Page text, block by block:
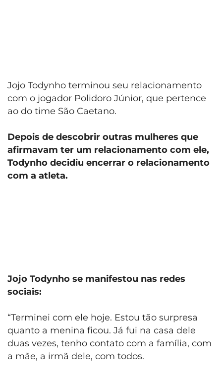
Jojo Todynho terminou seu relacionamento
com o jogador Polidoro Júnior, que pertence
ao do time São Caetano.
Depois de descobrir outras mulheres que
afirmavam ter um relacionamento com ele,
Todynho decidiu encerrar o relacionamento
com a atleta.
Jojo Todynho se manifestou nas redes
sociais:
“Terminei com ele hoje. Estou tão surpresa
quanto a menina ficou. Já fui na casa dele
duas vezes, tenho contato com a família, com
a mãe, a irmã dele, com todos.